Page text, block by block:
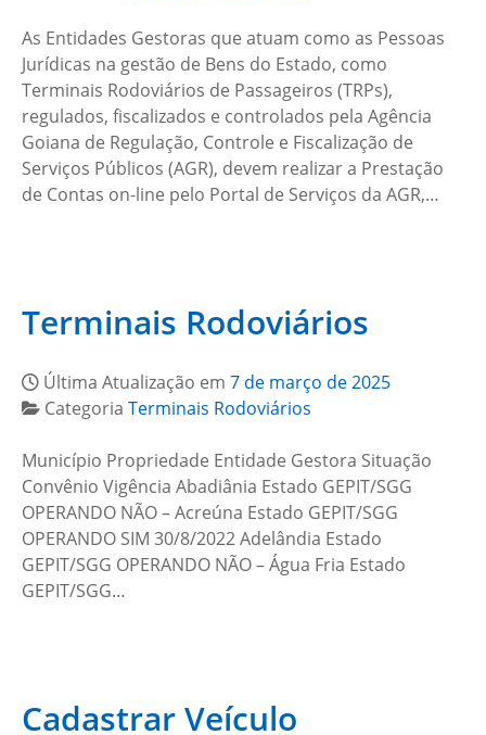
As Entidades Gestoras que atuam como as Pessoas
Jurídicas na gestão de Bens do Estado, como
Terminais Rodoviários de Passageiros (TRPs),
regulados, fiscalizados e controlados pela Agência
Goiana de Regulação, Controle e Fiscalização de
Serviços Públicos (AGR), devem realizar a Prestação
de Contas on-line pelo Portal de Serviços da AGR,…
Terminais Rodoviários
Última Atualização em 7 de março de 2025
Categoria Terminais Rodoviários
Município Propriedade Entidade Gestora Situação
Convênio Vigência Abadiânia Estado GEPIT/SGG
OPERANDO NÃO – Acreúna Estado GEPIT/SGG
OPERANDO SIM 30/8/2022 Adelândia Estado
GEPIT/SGG OPERANDO NÃO – Água Fria Estado
GEPIT/SGG…
Cadastrar Veículo